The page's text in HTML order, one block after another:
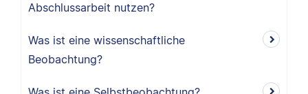
Abschlussarbeit nutzen?
Was ist eine wissenschaftliche
Beobachtung?